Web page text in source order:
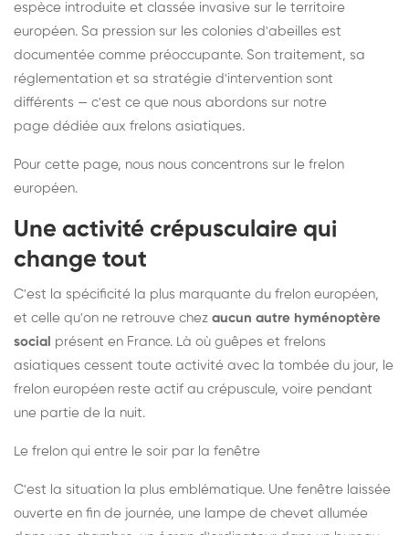
espèce introduite et classée invasive sur le territoire
européen. Sa pression sur les colonies d'abeilles est
documentée comme préoccupante. Son traitement, sa
réglementation et sa stratégie d'intervention sont
différents — c'est ce que nous abordons sur notre
page dédiée aux frelons asiatiques.
Pour cette page, nous nous concentrons sur le frelon
européen.
Une activité crépusculaire qui
change tout
C'est la spécificité la plus marquante du frelon européen,
et celle qu'on ne retrouve chez aucun autre hyménoptère
social présent en France. Là où guêpes et frelons
asiatiques cessent toute activité avec la tombée du jour, le
frelon européen reste actif au crépuscule, voire pendant
une partie de la nuit.
Le frelon qui entre le soir par la fenêtre
C'est la situation la plus emblématique. Une fenêtre laissée
ouverte en fin de journée, une lampe de chevet allumée